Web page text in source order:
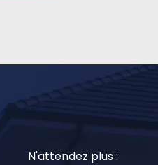
N'attendez plus :